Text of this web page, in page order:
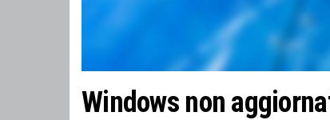
Windows non